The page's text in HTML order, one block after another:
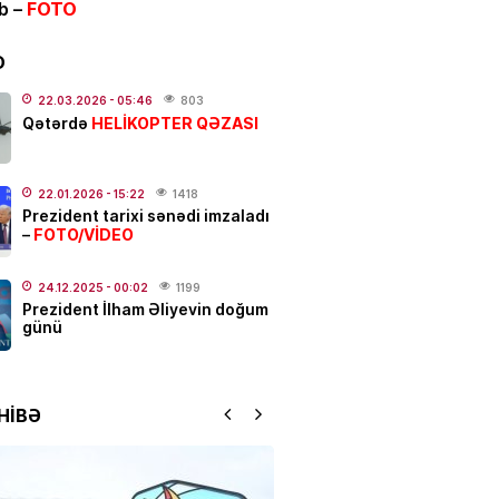
bürcləri
- 12:33
güclü yanğınBAŞLAYIB
- 12:09 152
mətbuat katibi
– FOTO
22.03.2026 - 05:46 803
Qətərdə HELİKOPTER QƏZASI
22.01.2026 - 15:22 1418
Prezident tarixi sənədi imzaladı
– FOTO/VİDEO
24.12.2025 - 00:02 1199
Prezident İlham Əliyevin doğum
günü